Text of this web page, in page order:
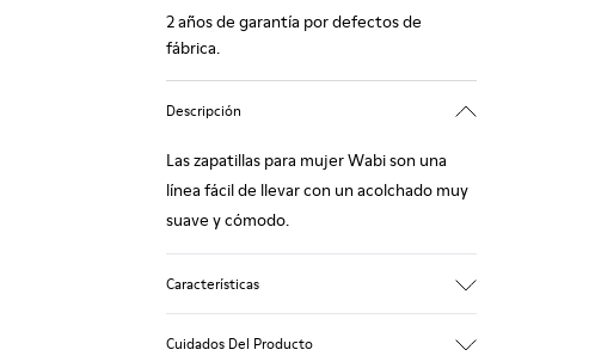
2 años de garantía por defectos de
fábrica.
Descripción
Las zapatillas para mujer Wabi son una
línea fácil de llevar con un acolchado muy
suave y cómodo.
Características
Cuidados Del Producto